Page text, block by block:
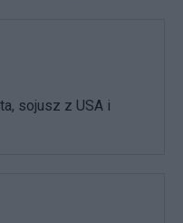
sojusz z USA i